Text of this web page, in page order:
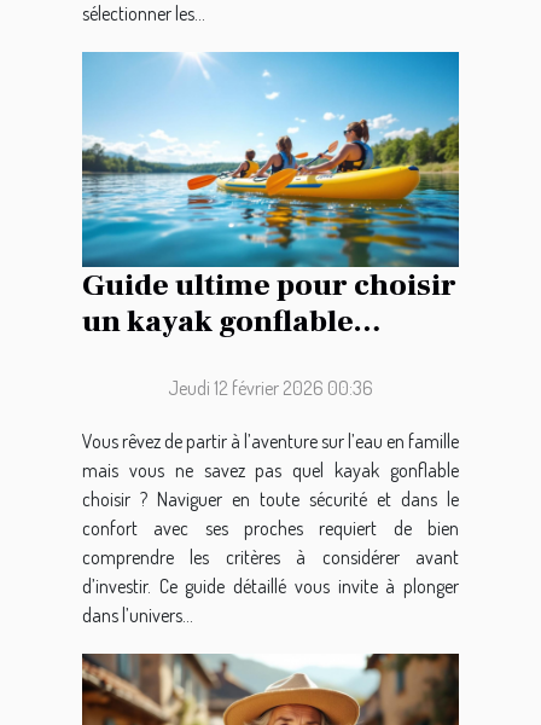
sélectionner les...
Guide ultime pour choisir
un kayak gonflable
Jeudi 12 février 2026 00:36
Vous rêvez de partir à l’aventure sur l’eau en famille
mais vous ne savez pas quel kayak gonflable
choisir ? Naviguer en toute sécurité et dans le
confort avec ses proches requiert de bien
comprendre les critères à considérer avant
d’investir. Ce guide détaillé vous invite à plonger
dans l’univers...